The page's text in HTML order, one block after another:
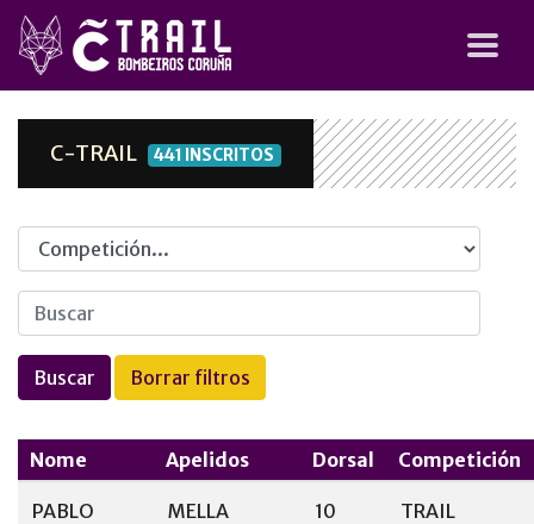
C-TRAIL 441 INSCRITOS
Competicion
Nome Apelidos Dorsal Competición
PABLO
MELLA
10 TRAIL